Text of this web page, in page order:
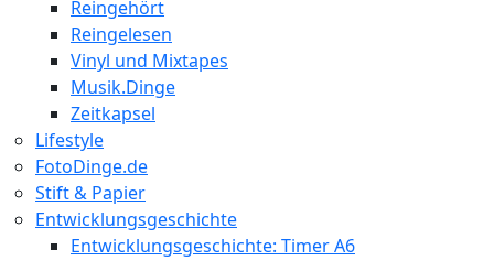
Reingehört
Reingelesen
Vinyl und Mixtapes
Musik.Dinge
Zeitkapsel
Lifestyle
FotoDinge.de
Stift & Papier
Entwicklungsgeschichte
Entwicklungsgeschichte: Timer A6